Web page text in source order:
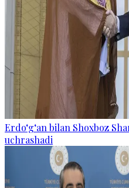
Erdo‘g‘an bilan Shoxboz
uchrashadi